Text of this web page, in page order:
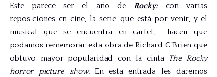
Este parece ser el año de Rocky:con varias
reposiciones en cine, la serie que está por venir, y el
musical que se encuentra en cartel, hacen que
podamos rememorar esta obra de Richard O´Brien que
obtuvo mayor popularidad con la cinta The Rocky
horror picture show. En esta entrada les daremos